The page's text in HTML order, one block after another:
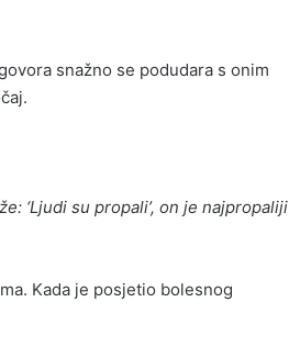
snažno se podudara s onim
‘Ljudi su propali’, on je najpropaliji